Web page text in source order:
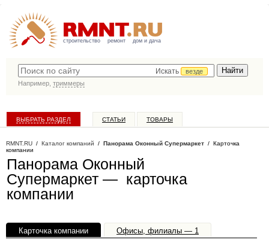
строительство ремонт дом и дача
Искать
везде
Например, триммеры
ВЫБРАТЬ РАЗДЕЛ СТАТЬИ ТОВАРЫ
RMNT.RU / Каталог компаний / Панорама Оконный Супермаркет / Карточка
компании
Панорама Оконный
Супермаркет — карточка
компании
Карточка компании Офисы, филиалы — 1